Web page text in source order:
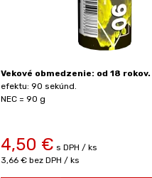
Vekové obmedzenie: od 18 rokov.
efektu: 90 sekúnd.
NEC = 90 g
4,50 € s DPH / ks
3,66 € bez DPH / ks